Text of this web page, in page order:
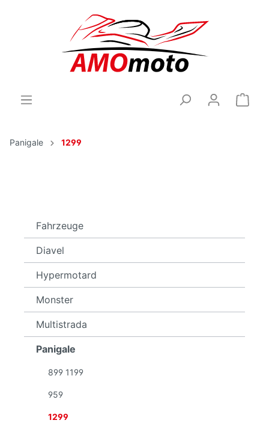
Panigale 1299
Fahrzeuge
Diavel
Hypermotard
Monster
Multistrada
Panigale
899 1199
959
1299